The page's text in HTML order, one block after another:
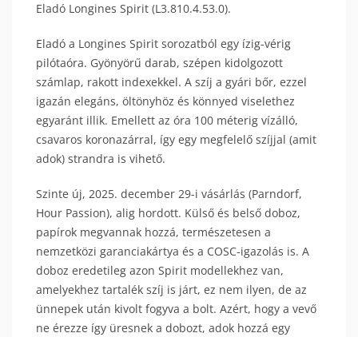
Eladó Longines Spirit (L3.810.4.53.0).
Eladó a Longines Spirit sorozatból egy ízig-vérig
pilótaóra. Gyönyörű darab, szépen kidolgozott
számlap, rakott indexekkel. A szíj a gyári bőr, ezzel
igazán elegáns, öltönyhöz és könnyed viselethez
egyaránt illik. Emellett az óra 100 méterig vízálló,
csavaros koronazárral, így egy megfelelő szíjjal (amit
adok) strandra is vihető.
Szinte új, 2025. december 29-i vásárlás (Parndorf,
Hour Passion), alig hordott. Külső és belső doboz,
papírok megvannak hozzá, természetesen a
nemzetközi garanciakártya és a COSC-igazolás is. A
doboz eredetileg azon Spirit modellekhez van,
amelyekhez tartalék szíj is járt, ez nem ilyen, de az
ünnepek után kivolt fogyva a bolt. Azért, hogy a vevő
ne érezze így üresnek a dobozt, adok hozzá egy